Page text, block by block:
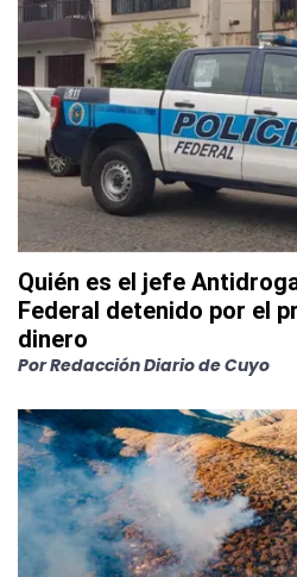
Quién es el jefe
Federal detenido por el
dinero
PorRedacción Diario de Cuyo